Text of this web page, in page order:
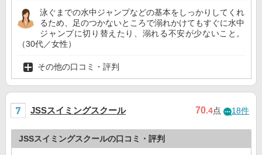
泳ぐまでの水中ジャンプなどの基本をしっかりしてくれ
るため、足のつかないところで溺れかけてもすぐに水中
ジャンプに切り替えたり、溺れる不安が少ないこと。
（30代／女性）
その他の口コミ・評判
JSSスイミングスクール 70.4点 18件
JSSスイミングスクールの口コミ・評判